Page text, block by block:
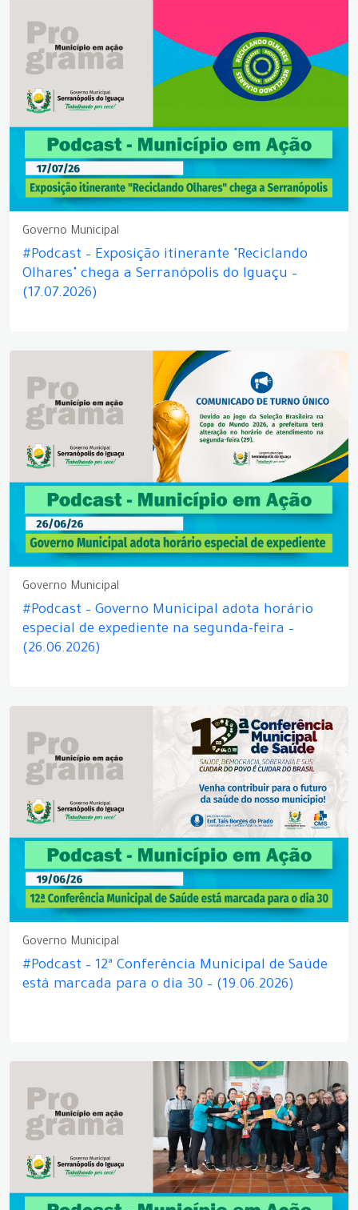
Governo Municipal
#Podcast – Exposição itinerante "Reciclando
Olhares" chega a Serranópolis do Iguaçu –
(17.07.2026)
Governo Municipal
#Podcast – Governo Municipal adota horário
especial de expediente na segunda-feira –
(26.06.2026)
Governo Municipal
#Podcast – 12ª Conferência Municipal de Saúde
está marcada para o dia 30 – (19.06.2026)